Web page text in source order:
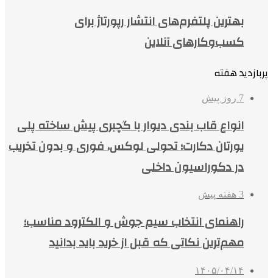
بهترین پلتفرم‌های انتشار رپورتاژ برای
کسب‌وکارهای آنلاین
پربازدید هفته
7 روز پیش
انواع قاب بندی دیوار با گچبری پیش ساخته پلی
یورتان دکارت؛ تحولی لوکس، فوری و بدون تخریب
در دکوراسیون داخلی
3 هفته پیش
راهنمای انتخاب سیم جوش و الکترود مناسب؛
مهم‌ترین نکاتی که قبل از خرید باید بدانید
۱۴۰۵/۰۴/۱۴